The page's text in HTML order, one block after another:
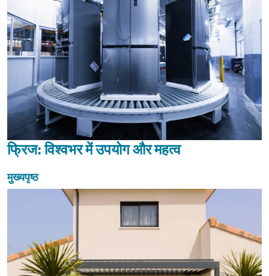
फ्रिज: विश्वभर में उपयोग और महत्व
मुख्यपृष्ठ